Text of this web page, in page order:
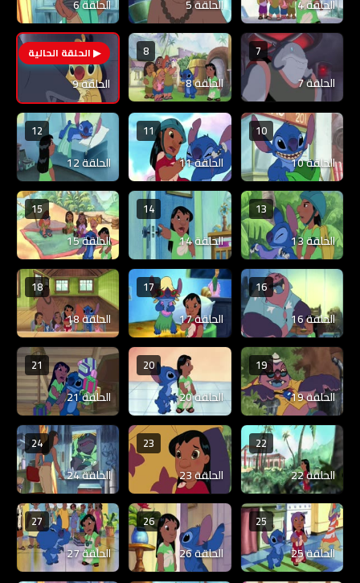
الحلقة 4 الحلقة 5 الحلقة 6
7
الحلقة 7
8
الحلقة 8
9
الحلقة 9
10
الحلقة 10
11
الحلقة 11
12
الحلقة 12
13
الحلقة 13
14
الحلقة 14
15
الحلقة 15
16
الحلقة 16
17
الحلقة 17
18
الحلقة 18
19
الحلقة 19
20
الحلقة 20
21
الحلقة 21
22
الحلقة 22
23
الحلقة 23
24
الحلقة 24
25
الحلقة 25
26
الحلقة 26
27
الحلقة 27